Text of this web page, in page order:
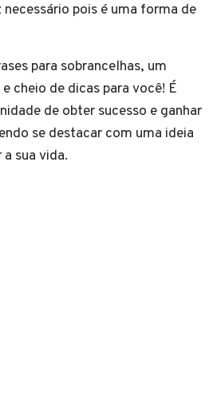
necessário pois é uma forma de
para sobrancelhas, um
cheio de dicas para você! É
de obter sucesso e ganhar
se destacar com uma ideia
sua vida.